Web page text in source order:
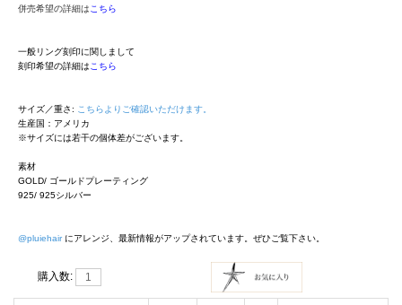
併売希望の詳細は こちら
一般リング刻印に関しまして
刻印希望の詳細は こちら
サイズ／重さ: こちらよりご確認いただけます。
生産国：アメリカ
※サイズには若干の個体差がございます。
素材
GOLD/ ゴールドプレーティング
925/ 925シルバー
@pluiehairにアレンジ、最新情報がアップされています。ぜひご覧下さい。
購入数: